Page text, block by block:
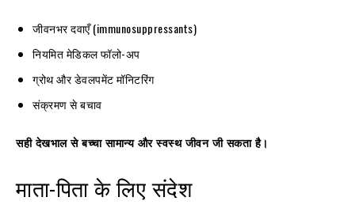
जीवनभर दवाएँ (immunosuppressants)
नियमित मेडिकल फॉलो-अप
ग्रोथ और डेवलपमेंट मॉनिटरिंग
संक्रमण से बचाव
सही देखभाल से बच्चा सामान्य और स्वस्थ जीवन जी सकता है।
माता-पिता के लिए संदेश